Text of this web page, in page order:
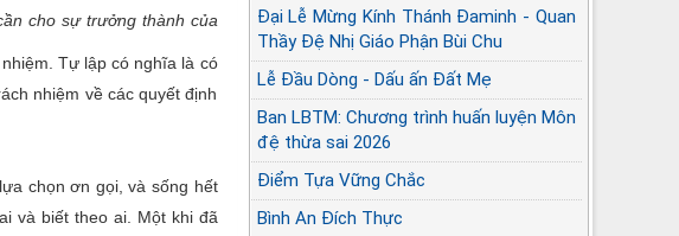
cho sự trưởng thành của
Tự lập có nghĩa là có
nhiệm về các quyết định
chọn ơn gọi, và sống hết
và biết theo ai. Một khi đã
Đại Lễ Mừng Kính Thánh Đaminh - Quan
Thầy Đệ Nhị Giáo Phận Bùi Chu
Lễ Đầu Dòng - Dấu ấn Đất Mẹ
Ban LBTM: Chương trình huấn luyện Môn
đệ thừa sai 2026
Điểm Tựa Vững Chắc
Bình An Đích Thực